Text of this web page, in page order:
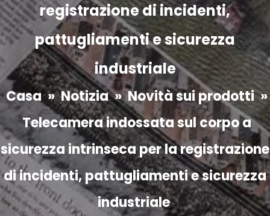
registrazione di incidenti,
pattugliamenti e sicurezza
industriale
Casa »Notizia » Novità sui prodotti »
Telecamera indossata sul corpo a
sicurezza intrinseca per la registrazione
di incidenti, pattugliamenti e sicurezza
industriale